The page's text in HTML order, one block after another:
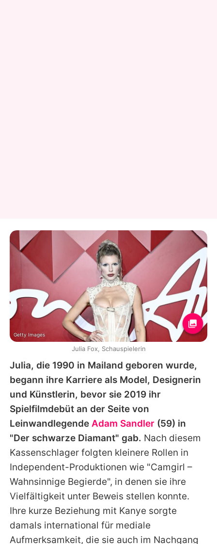
Julia, die 1990 in Mailand geboren wurde,
begann ihre Karriere als Model, Designerin
und Künstlerin, bevor sie 2019 ihr
Spielfilmdebüt an der Seite von
Leinwandlegende Adam Sandler (59) in
"Der schwarze Diamant" gab. Nach diesem
Kassenschlager folgten kleinere Rollen in
Independent-Produktionen wie "Camgirl –
Wahnsinnige Begierde", in denen sie ihre
Vielfältigkeit unter Beweis stellen konnte.
Ihre kurze Beziehung mit Kanye sorgte
damals international für mediale
Aufmerksamkeit, die sie auch im Nachgang
Getty Images
Julia Fox, Schauspielerin